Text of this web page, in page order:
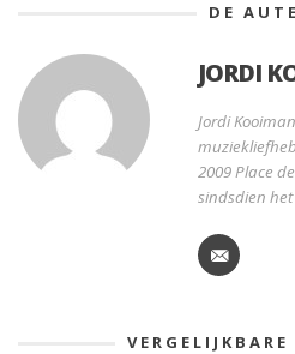
DE
JORDI
Jordi
2009 Place
sindsdien